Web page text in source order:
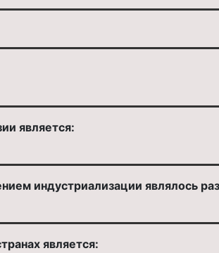
является:
индустриализации являлось
является: